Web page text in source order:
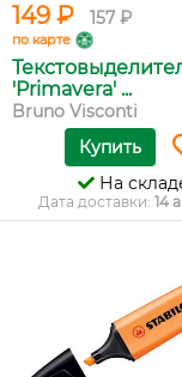
149 ₽ 157 ₽
по карте
'Primavera' ...
Bruno Visconti
Купить
На
Дата доставки: 14